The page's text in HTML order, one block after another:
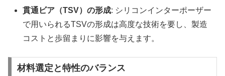
貫通ビア（TSV）の形成: シリコンインターポーザー
で用いられるTSVの形成は高度な技術を要し、製造
コストと歩留まりに影響を与えます。
材料選定と特性のバランス